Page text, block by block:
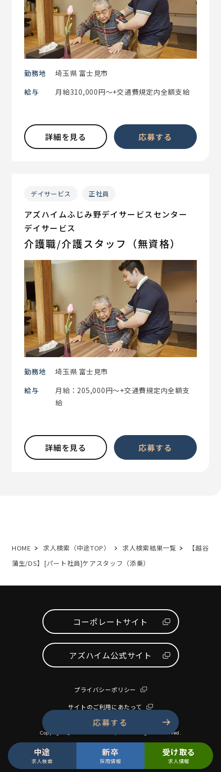
中途
求人検索
新卒
採用情報
受け取る
求人情報
応募する
勤務地
埼玉県 富士見市
給与
月給310,000円～+交通費規定内全額支給
詳細を見る 応募する
デイサービス 正社員
アズハイムふじみ野デイサービスセンター
デイサービス
介護職/介護スタッフ（無資格）
勤務地
埼玉県 富士見市
給与
月給：205,000円～+交通費規定内全額支
給
詳細を見る 応募する
HOME 求人検索（中途TOP） 求人検索結果一覧
【越谷
蒲生/DS】[パート社員]ケアスタッフ（添乗）
コーポレートサイト
アズハイム公式サイト
プライバシーポリシー
サイトのご利用にあたって
Copyright © AS PARTNERS Co., Ltd. All Rights Reserved.